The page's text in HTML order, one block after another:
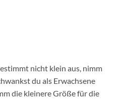
nicht klein aus, nimm
du als Erwachsene
die kleinere Größe für die